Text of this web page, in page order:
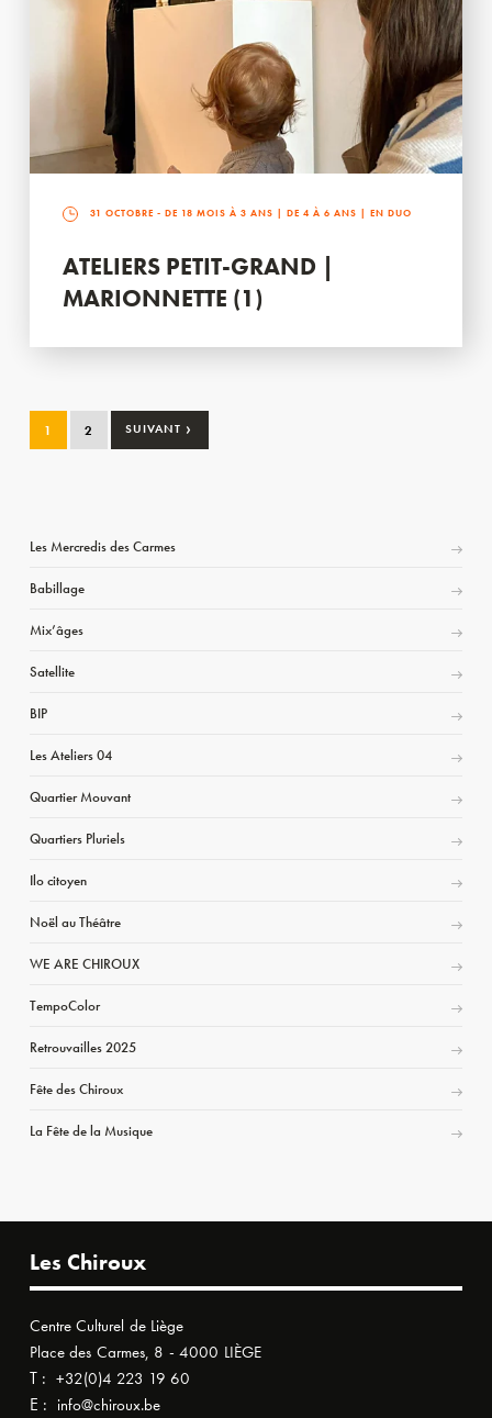
31 OCTOBRE - DE 18 MOIS À 3 ANS | DE 4 À 6 ANS | EN DUO
ATELIERS PETIT-GRAND |
MARIONNETTE (1)
1 2 SUIVANT ›
Les Mercredis des Carmes
Babillage
Mix’âges
Satellite
BIP
Les Ateliers 04
Quartier Mouvant
Quartiers Pluriels
Ilo citoyen
Noël au Théâtre
WE ARE CHIROUX
TempoColor
Retrouvailles 2025
Fête des Chiroux
La Fête de la Musique
Les Chiroux
Centre Culturel de Liège
Place des Carmes, 8 - 4000 LIÈGE
T : +32(0)4 223 19 60
E : info@chiroux.be